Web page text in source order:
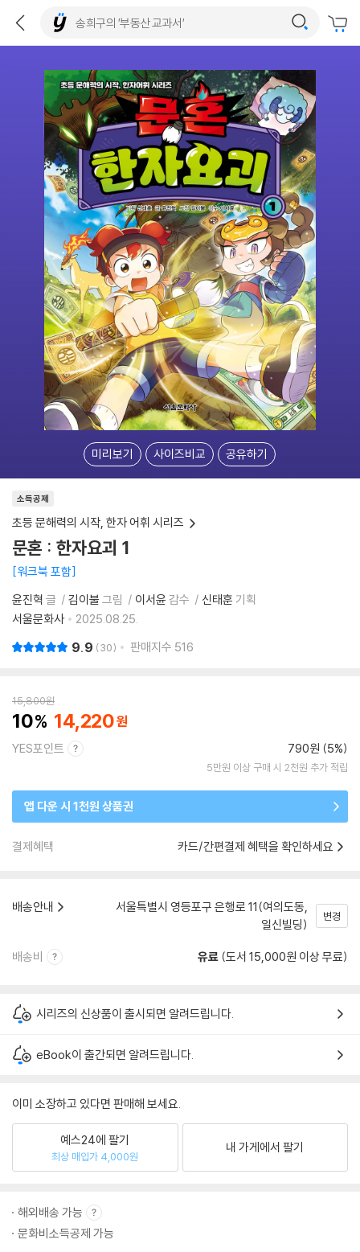
미리보기 사이즈비교 공유하기
소득공제
초등 문해력의 시작, 한자 어휘 시리즈
문혼 : 한자요괴 1
워크북 포함
윤진혁 글 김이불 그림 이서윤 감수 신태훈 기획
서울문화사
2025.08.25.
9.9 30 판매지수 516
15,800원
10 14,220
YES포인트 790원 (5%)
5만원 이상 구매 시 2천원 추가 적립
앱 다운 시 1천원 상품권
결제혜택 카드/간편결제 혜택을 확인하세요
배송안내
서울특별시 영등포구 은행로 11(여의도동,
일신빌딩)
변경
배송비 유료 (도서 15,000원 이상 무료)
시리즈의 신상품이 출시되면 알려드립니다.
eBook이 출간되면 알려드립니다.
이미 소장하고 있다면 판매해 보세요.
예스24에 팔기
최상 매입가 4,000원
내 가게에서 팔기
해외배송 가능
문화비소득공제 가능